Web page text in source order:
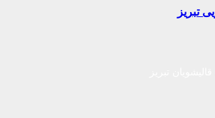
تبریز